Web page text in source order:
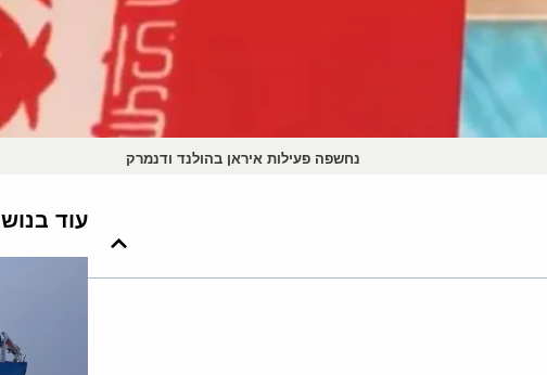
נחשפה פעילות איראן בהולנד ודנמרק
עוד